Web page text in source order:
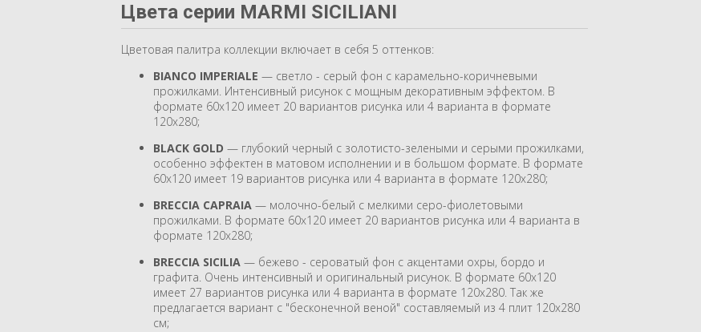
Цвета серии MARMI SICILIANI
Цветовая палитра коллекции включает в себя 5 оттенков:
BIANCO IMPERIALE — светло - серый фон с карамельно-коричневыми
прожилками. Интенсивный рисунок с мощным декоративным эффектом. В
формате 60х120 имеет 20 вариантов рисунка или 4 варианта в формате
120х280;
BLACK GOLD — глубокий черный с золотисто-зелеными и серыми прожилками,
особенно эффектен в матовом исполнении и в большом формате. В формате
60х120 имеет 19 вариантов рисунка или 4 варианта в формате 120х280;
BRECCIA CAPRAIA— молочно-белый с мелкими серо-фиолетовыми
прожилками. В формате 60х120 имеет 20 вариантов рисунка или 4 варианта в
формате 120х280;
BRECCIA SICILIA— бежево - сероватый фон с акцентами охры, бордо и
графита. Очень интенсивный и оригинальный рисунок. В формате 60х120
имеет 27 вариантов рисунка или 4 варианта в формате 120х280. Так же
предлагается вариант с "бесконечной веной" составляемый из 4 плит 120х280
см;